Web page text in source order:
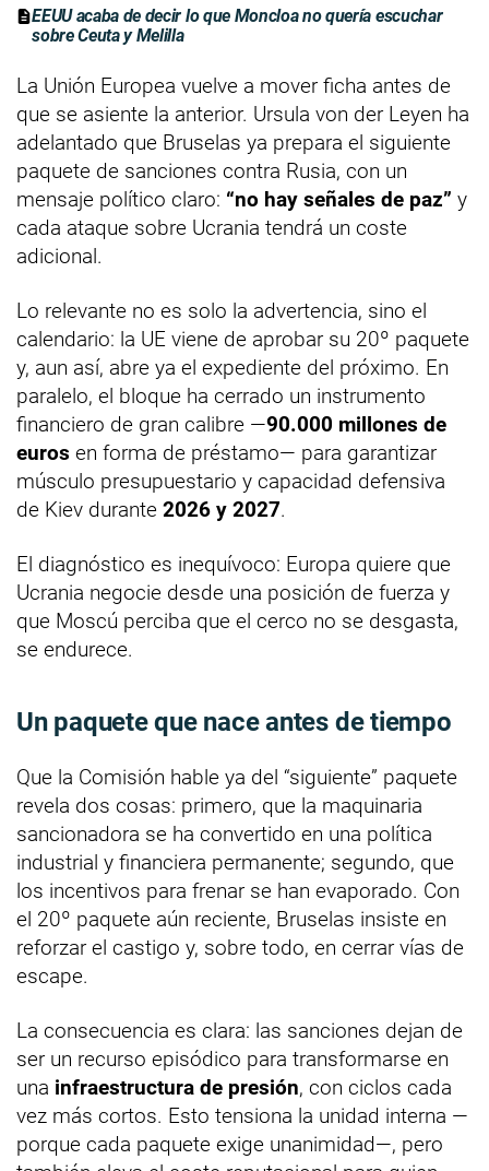
EEUU acaba de decir lo que Moncloa no quería escuchar
sobre Ceuta y Melilla
La Unión Europea vuelve a mover ficha antes de
que se asiente la anterior. Ursula von der Leyen ha
adelantado que Bruselas ya prepara el siguiente
paquete de sanciones contra Rusia, con un
mensaje político claro: “no hay señales de paz” y
cada ataque sobre Ucrania tendrá un coste
adicional.
Lo relevante no es solo la advertencia, sino el
calendario: la UE viene de aprobar su 20º paquete
y, aun así, abre ya el expediente del próximo. En
paralelo, el bloque ha cerrado un instrumento
financiero de gran calibre —90.000 millones de
euros en forma de préstamo— para garantizar
músculo presupuestario y capacidad defensiva
de Kiev durante 2026 y 2027.
El diagnóstico es inequívoco: Europa quiere que
Ucrania negocie desde una posición de fuerza y
que Moscú perciba que el cerco no se desgasta,
se endurece.
Un paquete que nace antes de tiempo
Que la Comisión hable ya del “siguiente” paquete
revela dos cosas: primero, que la maquinaria
sancionadora se ha convertido en una política
industrial y financiera permanente; segundo, que
los incentivos para frenar se han evaporado. Con
el 20º paquete aún reciente, Bruselas insiste en
reforzar el castigo y, sobre todo, en cerrar vías de
escape.
La consecuencia es clara: las sanciones dejan de
ser un recurso episódico para transformarse en
una infraestructura de presión, con ciclos cada
vez más cortos. Esto tensiona la unidad interna —
porque cada paquete exige unanimidad—, pero